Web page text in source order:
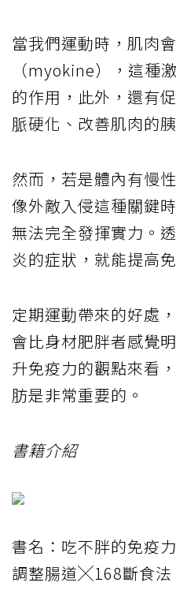
當我們運動時，肌肉
（myokine），這種
的作用，此外，還有
脈硬化、改善肌肉的
然而，若是體內有慢
像外敵入侵這種關鍵
無法完全發揮實力。
炎的症狀，就能提高
定期運動帶來的好處
會比身材肥胖者感覺
升免疫力的觀點來看
肪是非常重要的。
書籍介紹
書名：吃不胖的免疫
調整腸道╳168斷食法